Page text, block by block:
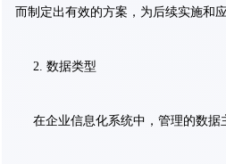
而制定出有效的方案，为后续实施和
2. 数据类型
在企业信息化系统中，管理的数据